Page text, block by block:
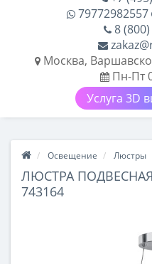
79772982557
8 (800)
Москва,
Пн-Пт
Услуга 3D
Освещение Люстры
ЛЮСТРА ПОДВЕСНАЯ
743164